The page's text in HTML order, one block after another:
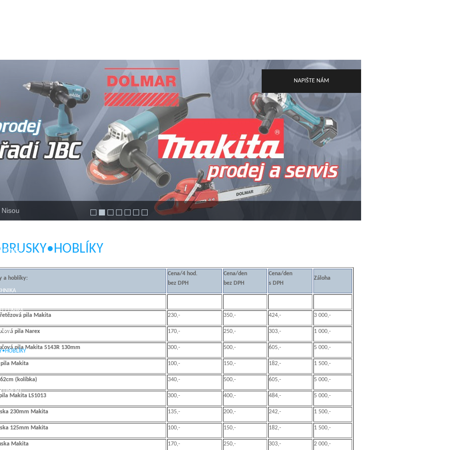
NAPIŠTE NÁM
a hoblíky:
Cena/4 hod.
bez DPH
Cena/den
bez DPH
Cena/den
s DPH
Záloha
pila Makita 230,- 350,- 424,- 3 000,-
pila Narex 170,- 250,- 303,- 1 000,-
pila Makita 5143R 130mm 300,- 500,- 605,- 5 000,-
Makita 100,- 150,- 182,- 1 500,-
(kolíbka) 340,- 500,- 605,- 5 000,-
Makita LS1013 300,- 400,- 484,- 5 000,-
230mm Makita 135,- 200,- 242,- 1 500,-
125mm Makita 100,- 150,- 182,- 1 500,-
Makita 170,- 250,- 303,- 2 000,-